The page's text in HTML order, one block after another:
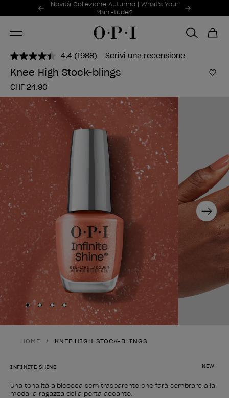
Offerte promozionali
Novità Collezione Autunno | What's Your
Mani-tude?
Item 1 of 2
4.4 Leggi
1988
recensioni.
alla
pagina.
(1988) Scrivi una recensione
Knee High Stock-blings
CHF 24.90
Next
Skip to slide 1
Skip to slide2
Skip to slide 3
Skip to slide4
HOME KNEE HIGH STOCK-BLINGS
NEW
INFINITE SHINE
Una tonalità albicocca semitrasparente che farà sembrare alla
moda la ragazza della porta accanto.